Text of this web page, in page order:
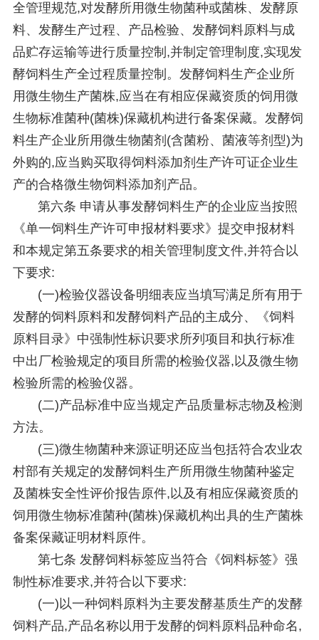
全管理规范,对发酵所用微生物菌种或菌株、发酵原
料、发酵生产过程、产品检验、发酵饲料原料与成
品贮存运输等进行质量控制,并制定管理制度,实现发
酵饲料生产全过程质量控制。发酵饲料生产企业所
用微生物生产菌株,应当在有相应保藏资质的饲用微
生物标准菌种(菌株)保藏机构进行备案保藏。发酵饲
料生产企业所用微生物菌剂(含菌粉、菌液等剂型)为
外购的,应当购买取得饲料添加剂生产许可证企业生
产的合格微生物饲料添加剂产品。
第六条 申请从事发酵饲料生产的企业应当按照
《单一饲料生产许可申报材料要求》提交申报材料
和本规定第五条要求的相关管理制度文件,并符合以
下要求:
(一)检验仪器设备明细表应当填写满足所有用于
发酵的饲料原料和发酵饲料产品的主成分、《饲料
原料目录》中强制性标识要求所列项目和执行标准
中出厂检验规定的项目所需的检验仪器,以及微生物
检验所需的检验仪器。
(二)产品标准中应当规定产品质量标志物及检测
方法。
(三)微生物菌种来源证明还应当包括符合农业农
村部有关规定的发酵饲料生产所用微生物菌种鉴定
及菌株安全性评价报告原件,以及有相应保藏资质的
饲用微生物标准菌种(菌株)保藏机构出具的生产菌株
备案保藏证明材料原件。
第七条 发酵饲料标签应当符合《饲料标签》强
制性标准要求,并符合以下要求:
(一)以一种饲料原料为主要发酵基质生产的发酵
饲料产品,产品名称以用于发酵的饲料原料品种命名,